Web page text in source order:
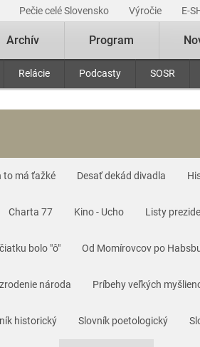
Pečie celé Slovensko Výročie E-
Relácie Podcasty SOSR
Archív Program
to má ťažké Desať dekád divadla
Charta 77 Kino - Ucho Listy
bolo "ô" Od Momírovcov po
národa Príbehy veľkých
historický Slovník poetologický